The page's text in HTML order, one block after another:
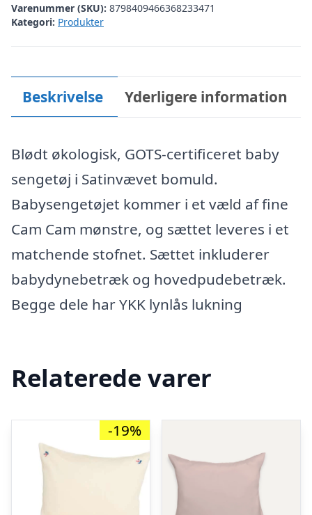
Varenummer (SKU): 8798409466368233471
Kategori: Produkter
Beskrivelse Yderligere information
Blødt økologisk, GOTS-certificeret baby
sengetøj i Satinvævet bomuld.
Babysengetøjet kommer i et væld af fine
Cam Cam mønstre, og sættet leveres i et
matchende stofnet. Sættet inkluderer
babydynebetræk og hovedpudebetræk.
Begge dele har YKK lynlås lukning
Relaterede varer
-19%